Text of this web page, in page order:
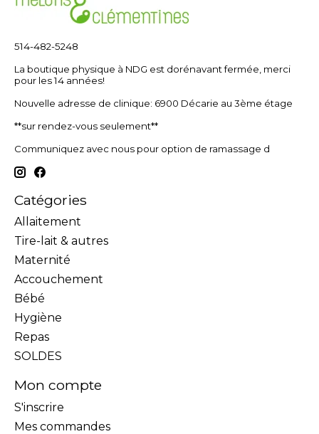
514-482-5248
La boutique physique à NDG est dorénavant fermée, merci
pour les 14 années!
Nouvelle adresse de clinique: 6900 Décarie au 3ème étage
**sur rendez-vous seulement**
Communiquez avec nous pour option de ramassage d
Catégories
Allaitement
Tire-lait & autres
Maternité
Accouchement
Bébé
Hygiène
Repas
SOLDES
Mon compte
S'inscrire
Mes commandes